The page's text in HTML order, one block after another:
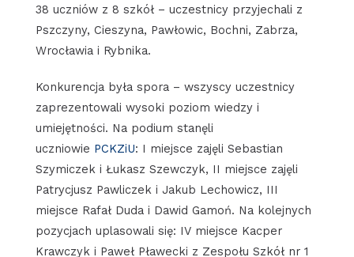
38 uczniów z 8 szkół – uczestnicy przyjechali z
Pszczyny, Cieszyna, Pawłowic, Bochni, Zabrza,
Wrocławia i Rybnika.
Konkurencja była spora – wszyscy uczestnicy
zaprezentowali wysoki poziom wiedzy i
umiejętności. Na podium stanęli
uczniowie PCKZiU: I miejsce zajęli Sebastian
Szymiczek i Łukasz Szewczyk, II miejsce zajęli
Patrycjusz Pawliczek i Jakub Lechowicz, III
miejsce Rafał Duda i Dawid Gamoń. Na kolejnych
pozycjach uplasowali się: IV miejsce Kacper
Krawczyk i Paweł Pławecki z Zespołu Szkół nr 1